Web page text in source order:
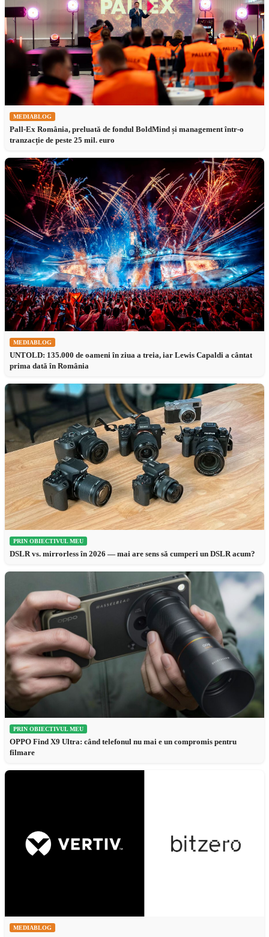
MEDIABLOG
Pall-Ex România, preluată de fondul BoldMind și management într-o
tranzacție de peste 25 mil. euro
MEDIABLOG
UNTOLD: 135.000 de oameni în ziua a treia, iar Lewis Capaldi a cântat
prima dată în România
PRIN OBIECTIVUL MEU
DSLR vs. mirrorless în 2026 — mai are sens să cumperi un DSLR acum?
PRIN OBIECTIVUL MEU
OPPO Find X9 Ultra: când telefonul nu mai e un compromis pentru
filmare
MEDIABLOG